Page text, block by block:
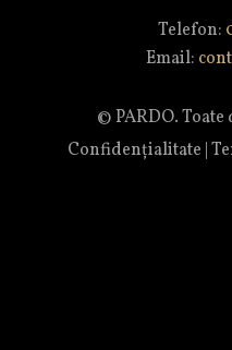
Telefon:
Email:
© PARDO.
Confidențialitate